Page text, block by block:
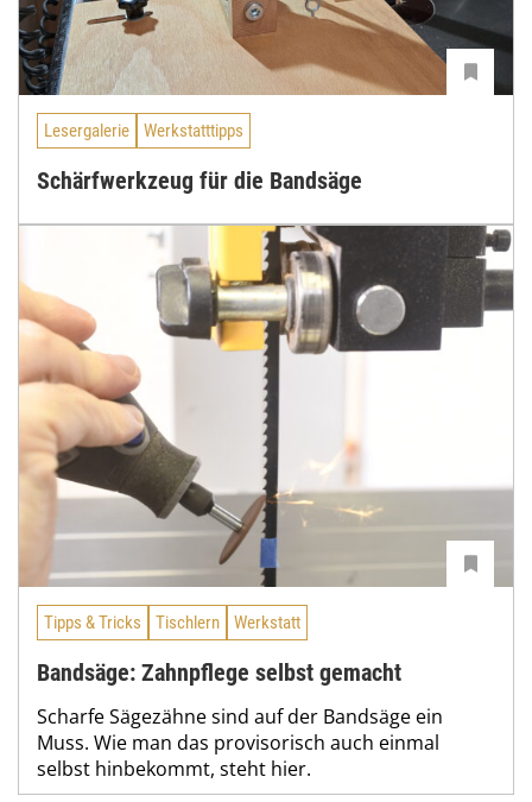
Lesergalerie Werkstatttipps
Schärfwerkzeug für die Bandsäge
Tipps & Tricks Tischlern Werkstatt
Bandsäge: Zahnpflege selbst gemacht
Scharfe Sägezähne sind auf der Bandsäge ein
Muss. Wie man das provisorisch auch einmal
selbst hinbekommt, steht hier.